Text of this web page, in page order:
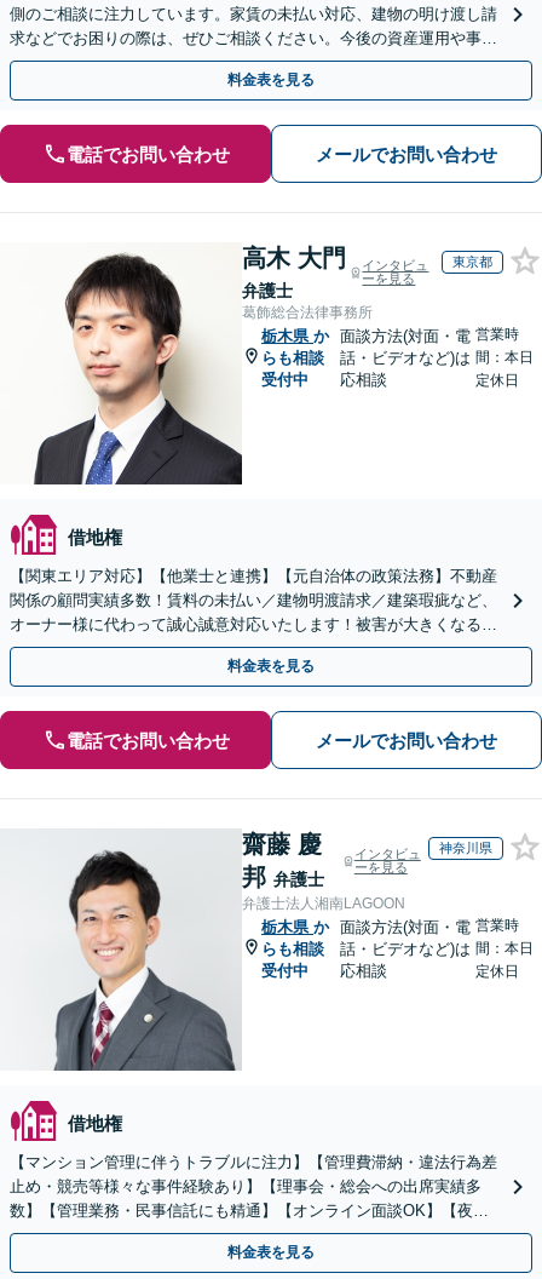
側のご相談に注力しています。家賃の未払い対応、建物の明け渡し請
求などでお困りの際は、ぜひご相談ください。今後の資産運用や事業
継続を見据えた最適な解決を目指します。【WEB面談可】
料金表を見る
電話でお問い合わせ メールでお問い合わせ
高木 大門
弁護士
インタビュ
ーを見る
東京都
葛飾総合法律事務所
栃木県 か
らも相談
受付中
面談方法(対面・電
話・ビデオなど)は
応相談
営業時
間：本日
定休日
借地権
【関東エリア対応】【他業士と連携】【元自治体の政策法務】不動産
関係の顧問実績多数！賃料の未払い／建物明渡請求／建築瑕疵など、
オーナー様に代わって誠心誠意対応いたします！被害が大きくなる前
にご相談ください【初回来所相談30分無料】
料金表を見る
電話でお問い合わせ メールでお問い合わせ
齋藤 慶
邦 弁護士
インタビュ
ーを見る
神奈川県
弁護士法人湘南LAGOON
栃木県 か
らも相談
受付中
面談方法(対面・電
話・ビデオなど)は
応相談
営業時
間：本日
定休日
借地権
【マンション管理に伴うトラブルに注力】【管理費滞納・違法行為差
止め・競売等様々な事件経験あり】【理事会・総会への出席実績多
数】【管理業務・民事信託にも精通】【オンライン面談OK】【夜
間・休日相談可】
料金表を見る